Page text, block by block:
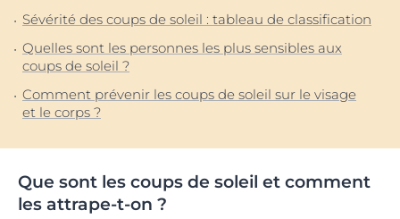
Sévérité des coups de soleil : tableau de classification
Quelles sont les personnes les plus sensibles aux
coups de soleil ?
Comment prévenir les coups de soleil sur le visage
et le corps ?
Que sont les coups de soleil et comment
les attrape-t-on ?